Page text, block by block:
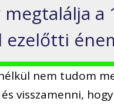
megtalálja a
ezelőtti
nem tudom
visszamenni,